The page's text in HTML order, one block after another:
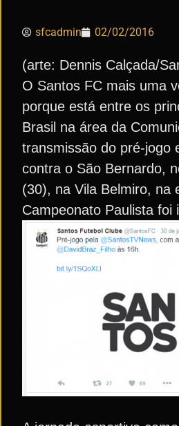
sfcadmin 02/02/2016
(arte: Dennis Calçada/
O Santos FC mais uma
porque está entre os
Brasil na área da
transmissão do pré-jogo
contra o São Bernardo,
(30), na Vila Belmiro, na
Campeonato Paulista foi